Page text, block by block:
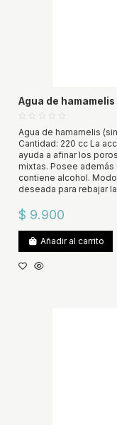
Agua de
Agua de hamamelis
Cantidad: 220 cc La
ayuda a afinar los
mixtas. Posee
contiene alcohol.
deseada para rebajar
$ 9.900
Añadir al carrito